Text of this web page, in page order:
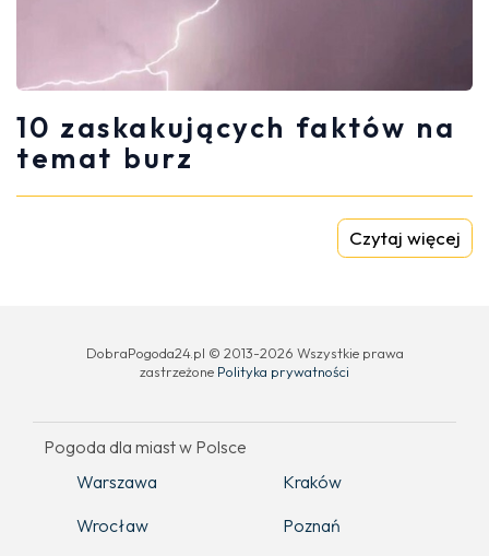
10 zaskakujących faktów na
temat burz
Czytaj więcej
DobraPogoda24.pl © 2013-2026 Wszystkie prawa
zastrzeżone Polityka prywatności
Pogoda dla miast w Polsce
Warszawa
Kraków
Wrocław
Poznań